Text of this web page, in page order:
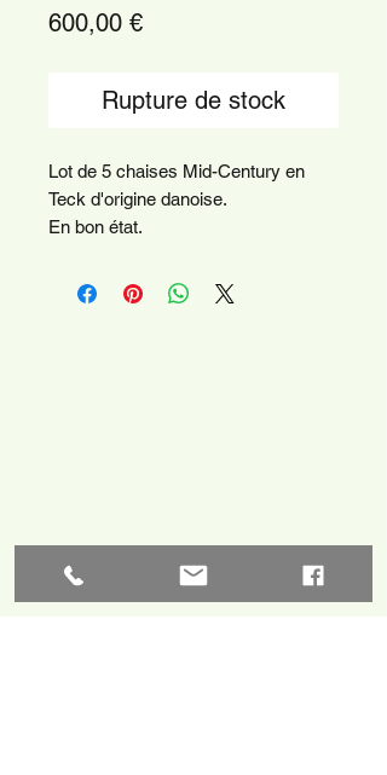
600,00 €Prix
Rupture de stock
Lot de 5 chaises Mid-Century en
Teck d'origine danoise.
En bon état.